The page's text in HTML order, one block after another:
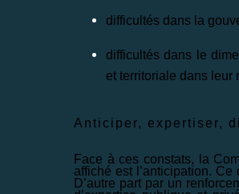
difficultés dans la
difficultés dans le
et territoriale dans
Anticiper, expertiser,
Face à ces constats, la
affiché est l’anticipation.
D’autre part par un